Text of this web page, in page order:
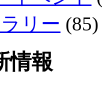
リー (85)
情報